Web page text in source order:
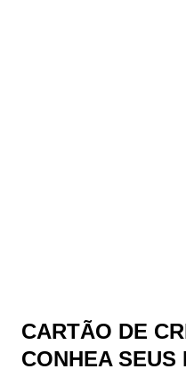
CARTÃO DE
CONHEA SEUS